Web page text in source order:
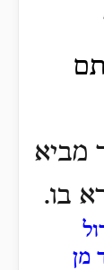
מביא
בו.
מן